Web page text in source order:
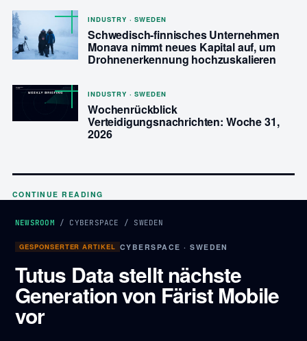
INDUSTRY · SWEDEN
Schwedisch-finnisches Unternehmen
Monava nimmt neues Kapital auf, um
Drohnenerkennung hochzuskalieren
INDUSTRY · SWEDEN
Wochenrückblick
Verteidigungsnachrichten: Woche 31,
2026
CONTINUE READING
NEWSROOM / CYBERSPACE / SWEDEN
GESPONSERTER ARTIKEL CYBERSPACE · SWEDEN
Tutus Data stellt nächste
Generation von Färist Mobile
vor